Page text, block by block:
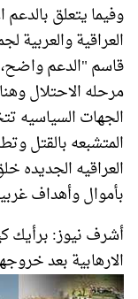
وفيما يتعلق
العراقية والعربية
قاسم "الدعم واضح،
مرحله الاحتلال
الجهات السياسيه
المتشبعه بالقتل
العراقيه الجديده
بأموال وأهداف
أشرف نيوز: برأيك
الارهابية بعد